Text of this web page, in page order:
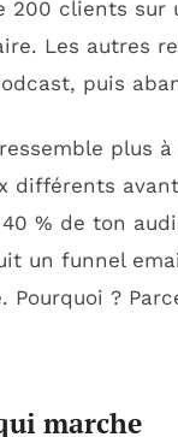
200 clients sur
Les autres
puis
plus
différents
% de ton
un funnel
Pourquoi ?
marche